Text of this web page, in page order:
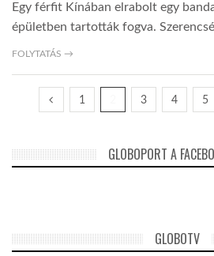
Egy férfit Kínában elrabolt egy
épületben tartották fogva.
FOLYTATÁS →
1 3 4 5
GLOBOPORT A
GLOBOTV